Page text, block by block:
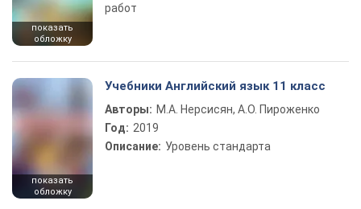
показать
обложку
работ
показать
обложку
Учебники Английский язык 11 класс
Авторы: М.А. Нерсисян, А.О. Пироженко
Год: 2019
Описание: Уровень стандарта